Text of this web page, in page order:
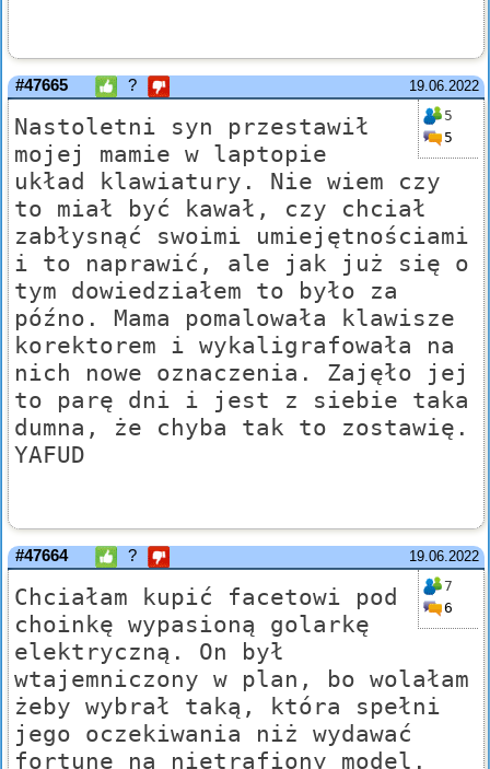
19.06.2022
#47665 ?
5
5
Nastoletni syn przestawił
mojej mamie w laptopie
układ klawiatury. Nie wiem czy
to miał być kawał, czy chciał
zabłysnąć swoimi umiejętnościami
i to naprawić, ale jak już się o
tym dowiedziałem to było za
późno. Mama pomalowała klawisze
korektorem i wykaligrafowała na
nich nowe oznaczenia. Zajęło jej
to parę dni i jest z siebie taka
dumna, że chyba tak to zostawię.
YAFUD
19.06.2022
#47664 ?
7
6
Chciałam kupić facetowi pod
choinkę wypasioną golarkę
elektryczną. On był
wtajemniczony w plan, bo wolałam
żeby wybrał taką, która spełni
jego oczekiwania niż wydawać
fortunę na nietrafiony model.